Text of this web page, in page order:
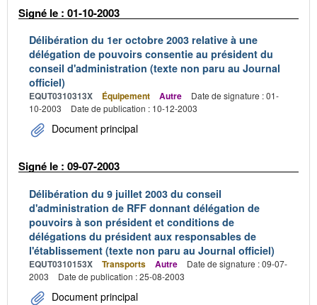
Signé le : 01-10-2003
Délibération du 1er octobre 2003 relative à une
délégation de pouvoirs consentie au président du
conseil d'administration (texte non paru au Journal
officiel)
EQUT0310313X Équipement Autre
Date de signature : 01-
10-2003
Date de publication : 10-12-2003
Document principal
Signé le : 09-07-2003
Délibération du 9 juillet 2003 du conseil
d'administration de RFF donnant délégation de
pouvoirs à son président et conditions de
délégations du président aux responsables de
l'établissement (texte non paru au Journal officiel)
EQUT0310153X Transports Autre
Date de signature : 09-07-
2003
Date de publication : 25-08-2003
Document principal